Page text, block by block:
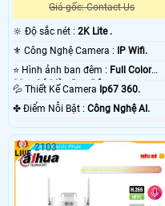
Giá gốc: Contact Us
🔆 Độ sắc nét : 2K Lite .
⚜️ Công Nghệ Camera : IP Wifi.
⭐ Hình ảnh ban đêm : Full Color
30m Có Màu Ban Ðêm.
💦 Thiết Kế Camera Ip67 360.
️✤ Điểm Nỗi Bật : Công Nghệ AI.
2103